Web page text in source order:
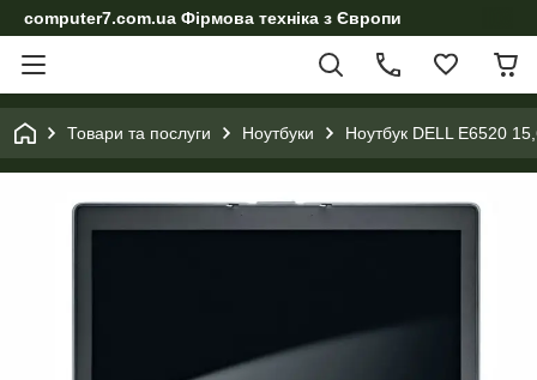
computer7.com.ua Фірмова техніка з Європи
Товари та послуги Ноутбуки Ноутбук DELL E6520